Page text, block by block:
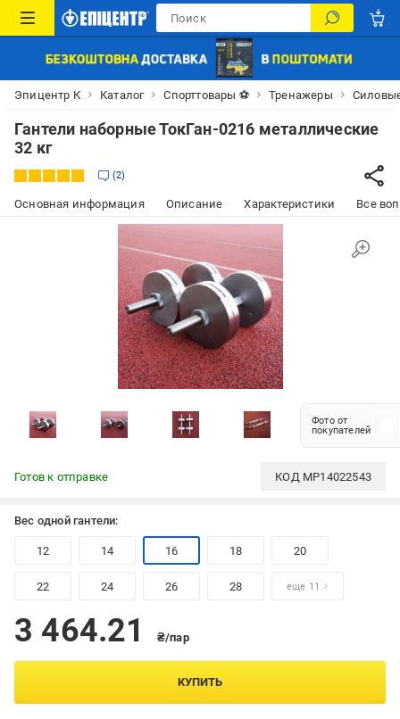
Эпицентр К Каталог Спорттовары ⚽ Тренажеры
Гантели наборные ТокГан-0216 металлические
32 кг
2
Основная информация Описание Характеристики Все
Фото от
покупателей
Готов к отправке КОД MP14022543
Вес одной гантели:
12 14 16 18 20
22 24 26 28 еще 11
3 464.21 ₴/пар
КУПИТЬ